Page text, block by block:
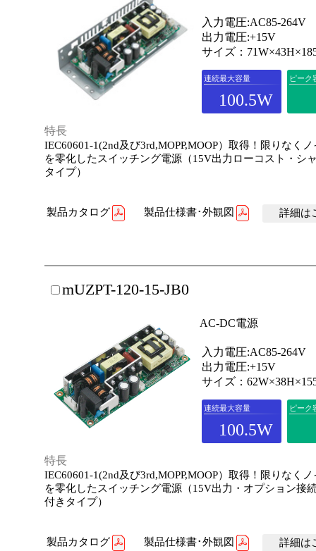
入力電圧:AC85-264V
出力電圧:+15V
サイズ：
連続最大容量
100.5W
ピーク
特長
IEC60601-1(2nd及び3rd,MOPP,MOOP）取得！限りなく
を零化したスイッチング電源（15V出力ローコスト・シ
タイプ）
製品カタログ 製品仕様書･外観図 詳細は
mUZPT-120-15-JB0
AC-DC電源
入力電圧:AC85-264V
出力電圧:+15V
サイズ：
連続最大容量
100.5W
ピーク
特長
IEC60601-1(2nd及び3rd,MOPP,MOOP）取得！限りなく
を零化したスイッチング電源（15V出力・オプション接
付きタイプ）
製品カタログ 製品仕様書･外観図 詳細は